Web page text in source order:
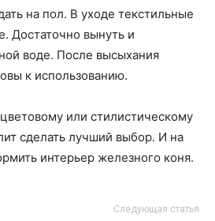
на пол. В уходе текстильные
Достаточно вынуть и
воде. После высыхания
к использованию.
или стилистическому
сделать лучший выбор. И на
интерьер железного коня.
Следующая статья